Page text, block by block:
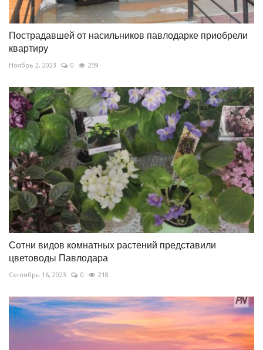
Пострадавшей от насильников павлодарке приобрели
квартиру
Ноябрь 2, 2023 0 259
Сотни видов комнатных растений представили
цветоводы Павлодара
Сентябрь 16, 2023 0 218